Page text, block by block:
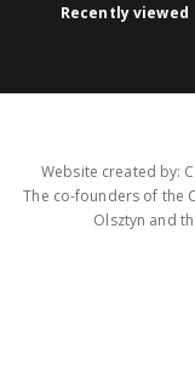
Recently viewed
Website created by:
The co-founders of the
Olsztyn and